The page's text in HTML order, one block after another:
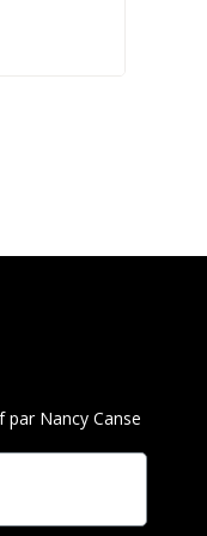
corps
mais
les
par Nancy Canse